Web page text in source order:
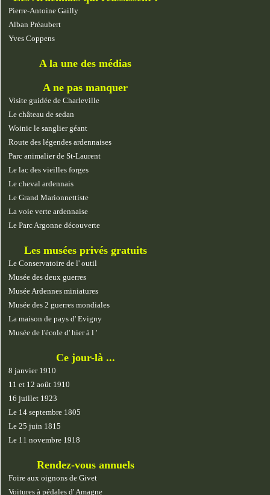
Pierre-Antoine Gailly
Alban Préaubert
Yves Coppens
A la une des médias
A ne pas manquer
Visite guidée de Charleville
Le château de sedan
Woinic le sanglier géant
Route des légendes ardennaises
Parc animalier de St-Laurent
Le lac des vieilles forges
Le cheval ardennais
Le Grand Marionnettiste
La voie verte ardennaise
Le Parc Argonne découverte
Les musées privés gratuits
Le Conservatoire de l' outil
Musée des deux guerres
Musée Ardennes miniatures
Musée des 2 guerres mondiales
La maison de pays d' Evigny
Musée de l'école d' hier à l '
Ce jour-là ...
8 janvier 1910
11 et 12 août 1910
16 juillet 1923
Le 14 septembre 1805
Le 25 juin 1815
Le 11 novembre 1918
Rendez-vous annuels
Foire aux oignons de Givet
Voitures à pédales d' Amagne